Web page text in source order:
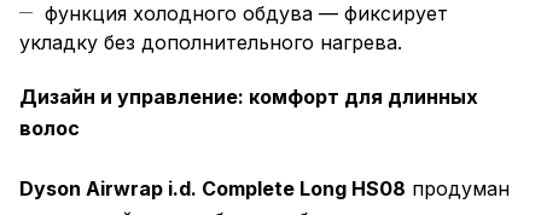
функция холодного обдува — фиксирует
укладку без дополнительного нагрева.
Дизайн и управление: комфорт для длинных
волос
Dyson Airwrap i.d. Complete Long HS08 продуман